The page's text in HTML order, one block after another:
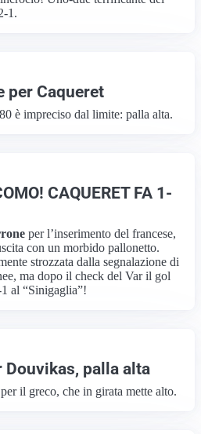
1.
per Caqueret
è impreciso dal limite: palla alta.
CAQUERET FA 1-
per l’inserimento del francese,
con un morbido pallonetto.
strozzata dalla segnalazione di
ma dopo il check del Var il gol
al “Sinigaglia”!
Douvikas, palla alta
il greco, che in girata mette alto.